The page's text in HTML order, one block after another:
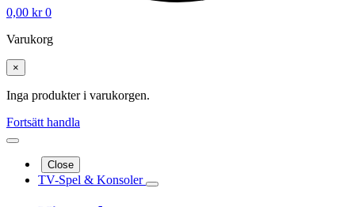
0,00 kr 0
Varukorg
×
Inga produkter i varukorgen.
Fortsätt handla
Close
TV-Spel & Konsoler